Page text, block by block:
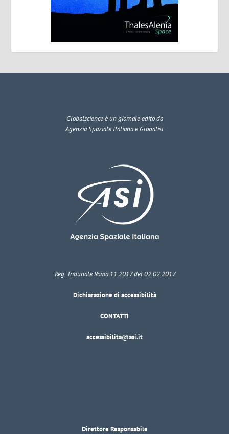
Globalscienceè un giornale edito da
Agenzia Spaziale Italiana e Globalist
Reg. Tribunale Roma 11.2017 del 02.02.2017
Dichiarazione di accessibilità
CONTATTI
accessibilita@asi.it
Direttore Responsabile